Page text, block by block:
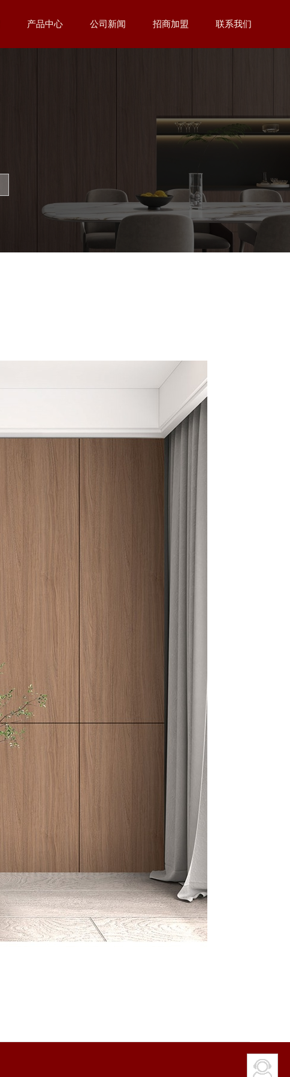
产品中心 公司新闻 招商加盟 联系我们